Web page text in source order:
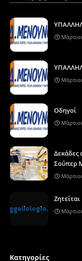
Οδηγοί
Δεκάδες
Σούπερ
Κατηγορίες